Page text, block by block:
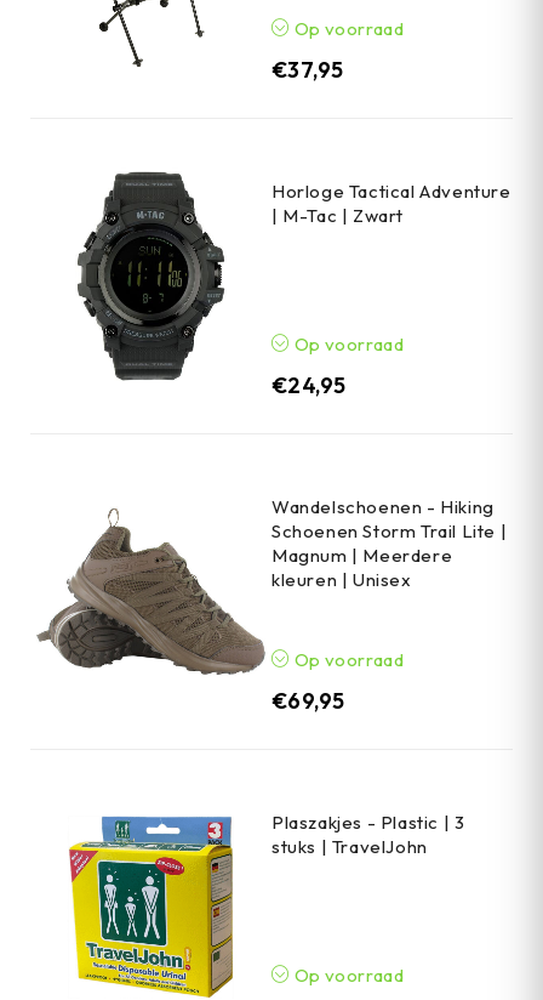
Op voorraad
€37,95
Horloge Tactical Adventure
| M-Tac | Zwart
Op voorraad
€24,95
Wandelschoenen - Hiking
Schoenen Storm Trail Lite |
Magnum | Meerdere
kleuren | Unisex
Op voorraad
€69,95
Plaszakjes - Plastic | 3
stuks | TravelJohn
Op voorraad